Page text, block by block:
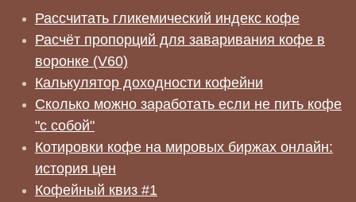
Рассчитать гликемический индекс кофе
Расчёт пропорций для заваривания кофе в
воронке (V60)
Калькулятор доходности кофейни
Сколько можно заработать если не пить кофе
"с собой"
Котировки кофе на мировых биржах онлайн:
история цен
Кофейный квиз #1